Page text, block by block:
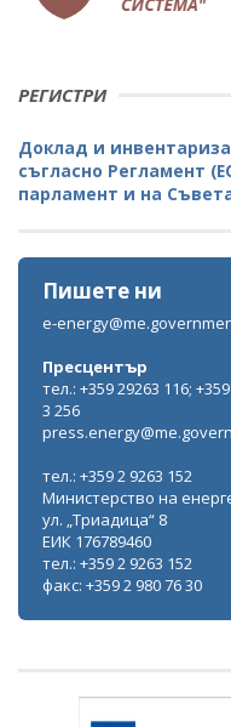
РЕГИСТРИ
Доклад и
съгласно Регламент
парламент и на
Пишете ни
e-
Пресцентър
тел.: +359 29263 116;
3 256
тел.: +359 2 9263 152
Министерство на
ул. „Триадица“ 8
ЕИК 176789460
тел.: +359 2 9263 152
факс: +359 2 980 76 30